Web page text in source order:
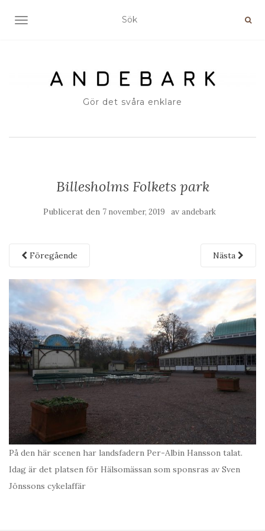
SLÅ PÅ/AV NAVIGERING
Gör det svåra enklare
Billesholms Folkets park
Publicerat den 7 november, 2019 av andebark
Föregående Nästa
På den här scenen har landsfadern Per-Albin Hansson talat.
Idag är det platsen för Hälsomässan som sponsras av Sven
Jönssons cykelaffär